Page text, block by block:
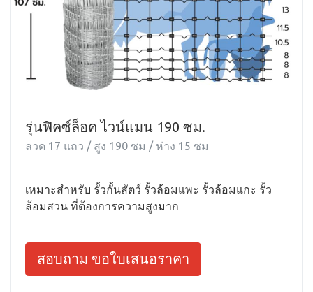
รุ่นฟิคซ์ล็อค ไวน์แมน 190 ซม.
ลวด 17 แถว / สูง 190 ซม / ห่าง 15 ซม
เหมาะสำหรับ รั้วกั้นสัตว์ รั้วล้อมแพะ รั้วล้อมแกะ รั้ว
ล้อมสวน ที่ต้องการความสูงมาก
สอบถาม ขอใบเสนอราคา